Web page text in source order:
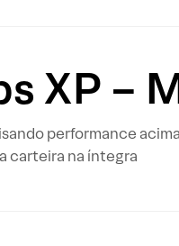
XP –
performance
carteira na íntegra